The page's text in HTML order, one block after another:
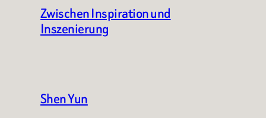
Zwischen Inspiration und
Inszenierung
Shen Yun